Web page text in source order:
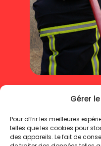
Gérer
Pour offrir les meilleures
telles que les cookies pour
des appareils. Le fait de
Politique
Copyright 2025 © - Toute